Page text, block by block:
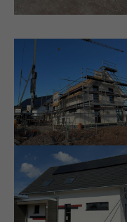
ultricies nec.